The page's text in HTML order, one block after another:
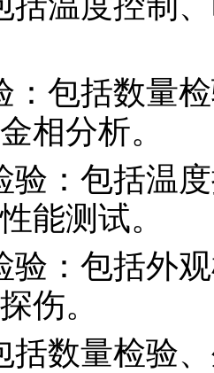
：包括数量
相分析。
验：包括温
能测试。
验：包括外
伤。
括数量检验